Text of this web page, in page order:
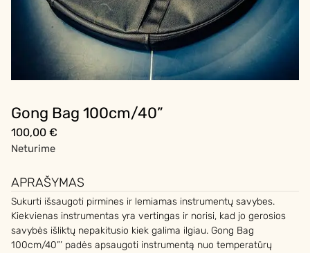
Gong Bag 100cm/40”
100,00 €
Neturime
APRAŠYMAS
Sukurti išsaugoti pirmines ir lemiamas instrumentų savybes.
Kiekvienas instrumentas yra vertingas ir norisi, kad jo gerosios
savybės išliktų nepakitusio kiek galima ilgiau. Gong Bag
100cm/40”’ padės apsaugoti instrumentą nuo temperatūrų